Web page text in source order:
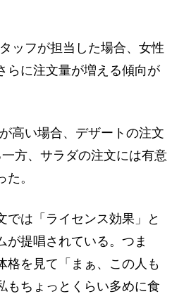
ッフが担当した場合、女性
らに注文量が増える傾向が
高い場合、デザートの注文
方、サラダの注文には有意
。
は「ライセンス効果」と
が提唱されている。つま
格を見て「まぁ、この人も
もちょっとくらい多めに食